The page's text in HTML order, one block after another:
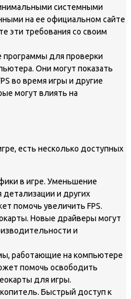
системными
на ее официальном сайте
эти требования со своим
программы для проверки
Они могут показать
во время игры и другие
могут влиять на
есть несколько доступных
в игре. Уменьшение
детализации и других
помочь увеличить FPS.
Новые драйверы могут
и
работающие на компьютере
помочь освободить
для игры.
Быстрый доступ к